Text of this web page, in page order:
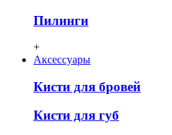
Пилинги
+
Аксессуары
Кисти для бровей
Кисти для губ